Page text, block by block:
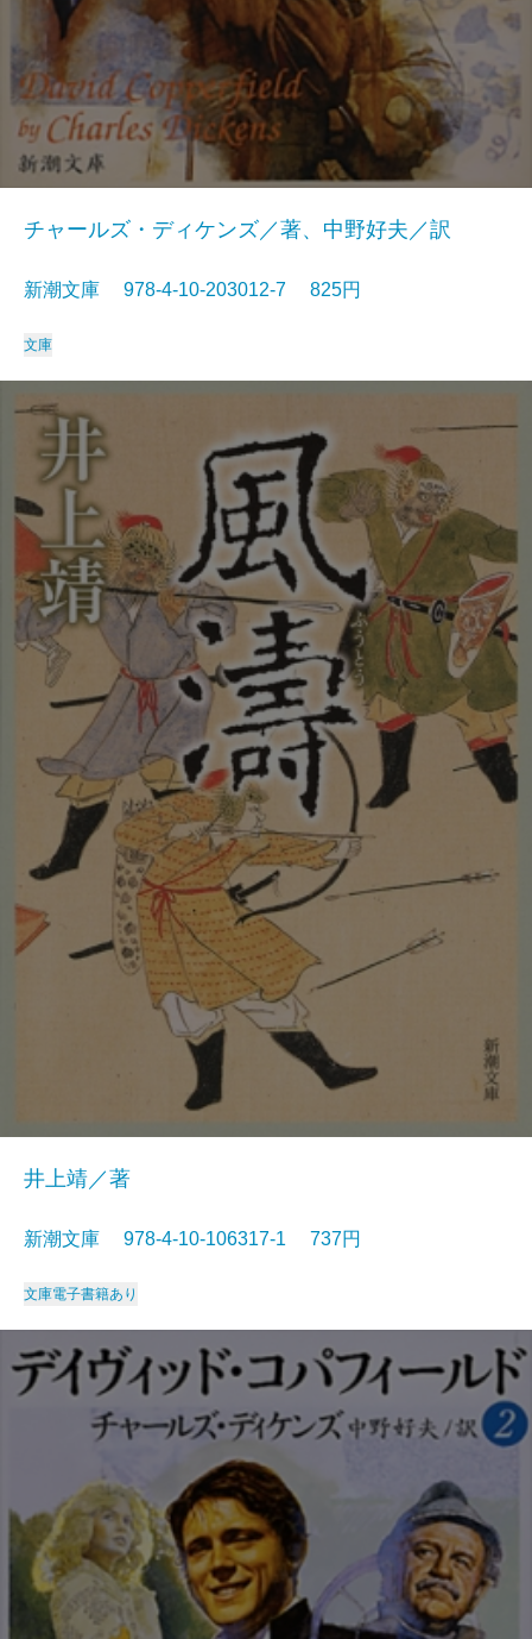
チャールズ・ディケンズ／著、中野好夫／訳
新潮文庫 978-4-10-203012-7 825円
文庫
井上靖／著
新潮文庫 978-4-10-106317-1 737円
文庫電子書籍あり